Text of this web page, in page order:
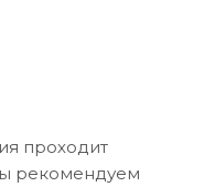
проходит
рекомендуем